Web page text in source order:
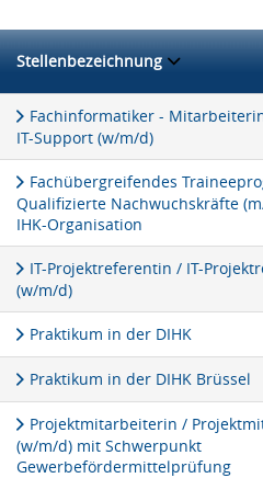
Stellenbezeichnung
Fachinformatiker -
IT-Support (w/m/d)
Fachübergreifendes
Qualifizierte Nachwuchskräfte
IHK-Organisation
IT-Projektreferentin / IT-
(w/m/d)
Praktikum in der DIHK
Praktikum in der DIHK Brüssel
Projektmitarbeiterin /
(w/m/d) mit Schwerpunkt
Gewerbefördermittelprüfung